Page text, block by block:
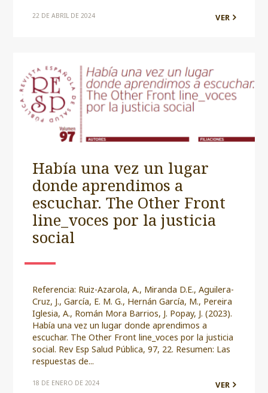
22 DE ABRIL DE 2024 VER
Había una vez un lugar
donde aprendimos a
escuchar. The Other Front
line_voces por la justicia
social
Referencia: Ruiz-Azarola, A., Miranda D.E., Aguilera-
Cruz, J., García, E. M. G., Hernán García, M., Pereira
Iglesia, A., Román Mora Barrios, J. Popay, J. (2023).
Había una vez un lugar donde aprendimos a
escuchar. The Other Front line_voces por la justicia
social. Rev Esp Salud Pública, 97, 22. Resumen: Las
respuestas de...
18 DE ENERO DE 2024 VER